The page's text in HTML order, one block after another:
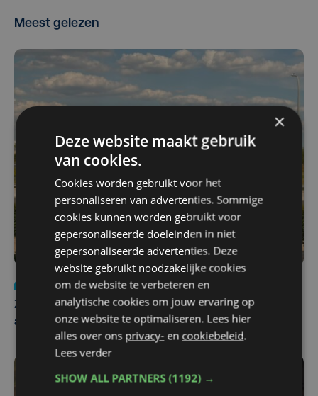
Meest gelezen
Nieuws Update
za 1 augustus | 17:21
Zwaar ongeval op E403 in Izegem: drie rijstroken
afgesloten
×
Deze website maakt gebruik
van cookies.
Cookies worden gebruikt voor het
personaliseren van advertenties. Sommige
cookies kunnen worden gebruikt voor
gepersonaliseerde doeleinden in niet
gepersonaliseerde advertenties. Deze
website gebruikt noodzakelijke cookies
om de website te verbeteren en
analytische cookies om jouw ervaring op
onze website te optimaliseren. Lees hier
alles over ons privacy- en cookiebeleid.
Lees verder
SHOW ALL PARTNERS(1192) →